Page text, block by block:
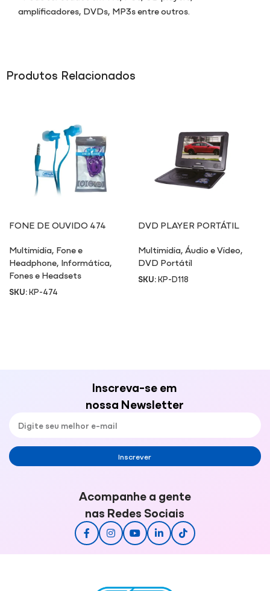
amplificadores, DVDs, MP3s entre outros.
Produtos Relacionados
FONE DE OUVIDO 474
Multimidia, Fone e
Headphone, Informática,
Fones e Headsets
SKU:KP-474
DVD PLAYER PORTÁTIL
Multimidia,Áudio e Video,
DVD Portátil
SKU:KP-D118
Inscreva-se em
nossa Newsletter
Inscrever
Acompanhe a gente
nas Redes Sociais